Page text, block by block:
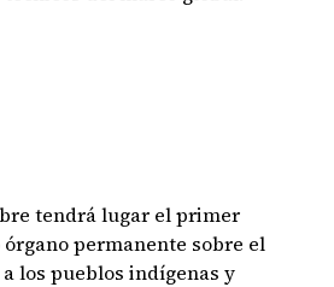
tendrá lugar el primer
permanente sobre el
los pueblos indígenas y